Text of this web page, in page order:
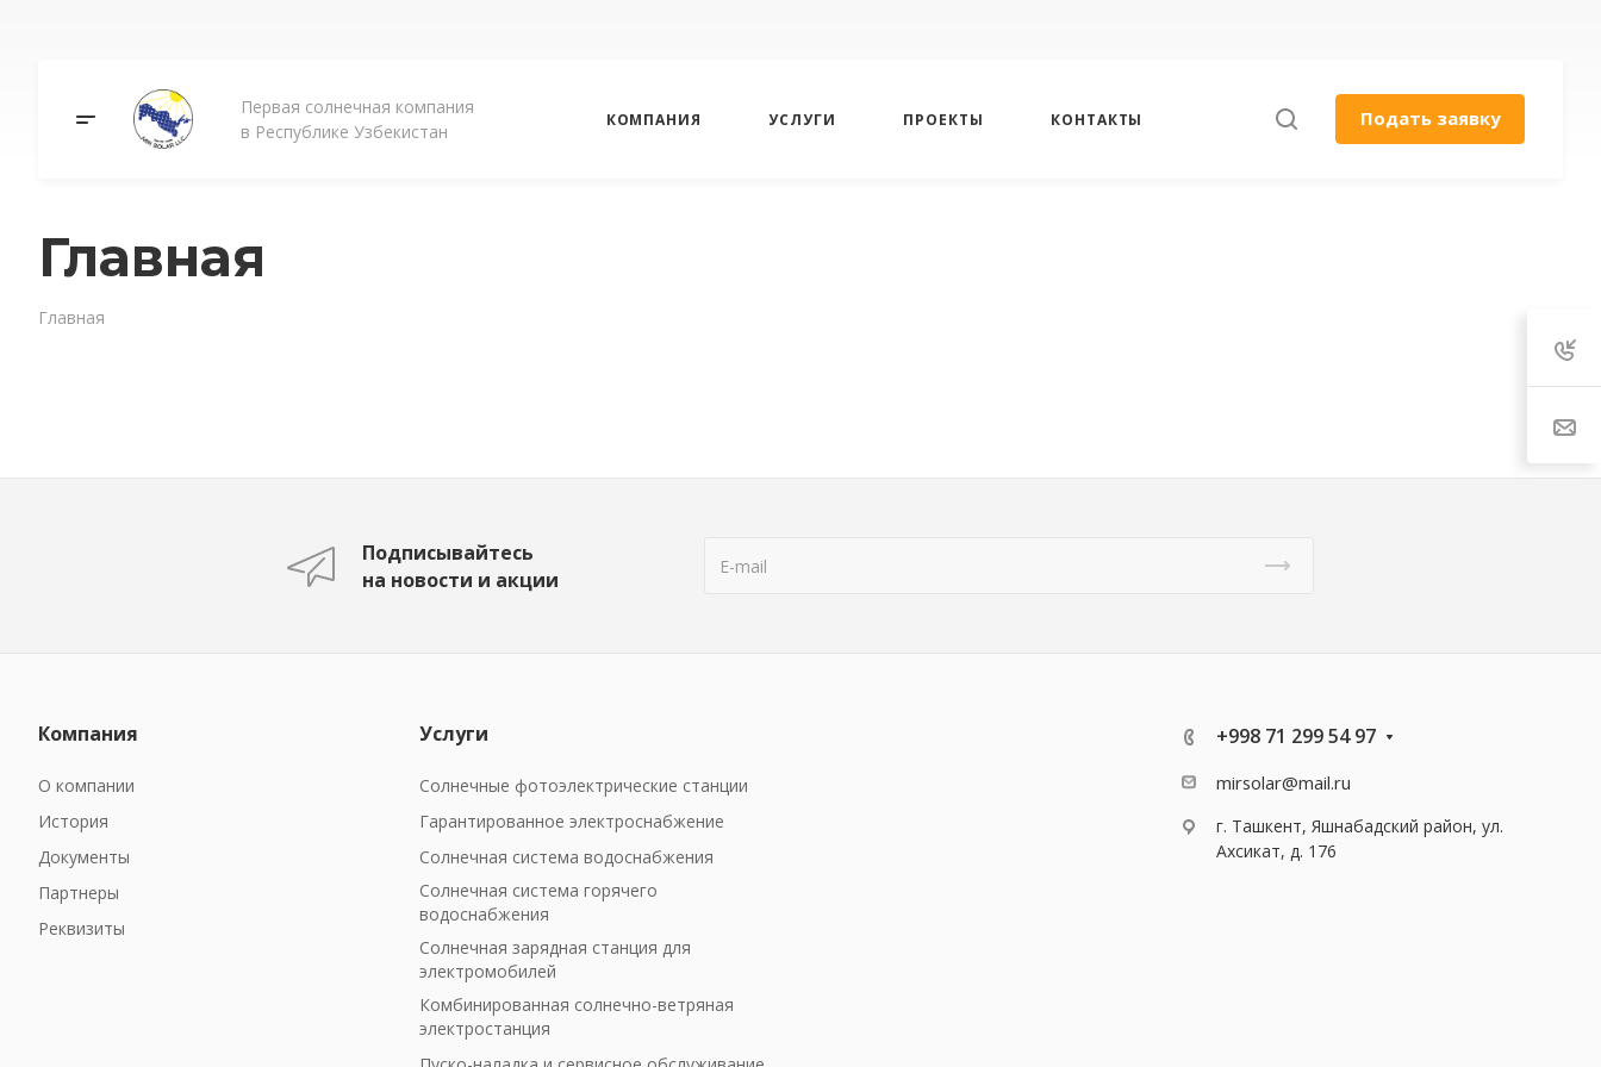
Первая солнечная компания
в Республике Узбекистан
КОМПАНИЯ УСЛУГИ ПРОЕКТЫ КОНТАКТЫ Подать заявку
Главная
Главная
Подписывайтесь
на новости и акции
Компания
О компании
История
Документы
Партнеры
Реквизиты
Услуги
Солнечные фотоэлектрические станции
Гарантированное электроснабжение
Солнечная система водоснабжения
Солнечная система горячего
водоснабжения
Солнечная зарядная станция для
электромобилей
Комбинированная солнечно-ветряная
электростанция
+998 71 299 54 97
mirsolar@mail.ru
г. Ташкент, Яшнабадский район, ул.
Ахсикат, д. 176